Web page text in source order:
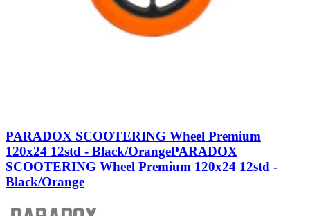
PARADOX SCOOTERING Wheel Premium
120x24 12std - Black/OrangePARADOX
SCOOTERING Wheel Premium 120x24 12std -
Black/Orange